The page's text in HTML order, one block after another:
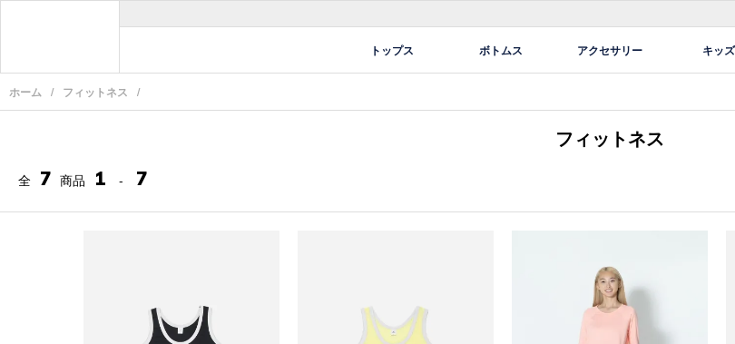
トップス ボトムス アクセサリー キッズ
ホーム / フィットネス /
フィットネス
全 7 商品 1 - 7